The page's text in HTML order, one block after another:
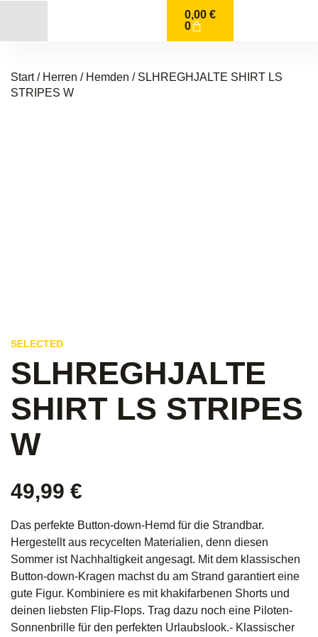
0,00 €
0
Start/ Herren / Hemden / SLHREGHJALTE SHIRT LS
STRIPES W
SELECTED
SLHREGHJALTE
SHIRT LS STRIPES
W
49,99 €
Das perfekte Button-down-Hemd für die Strandbar.
Hergestellt aus recycelten Materialien, denn diesen
Sommer ist Nachhaltigkeit angesagt. Mit dem klassischen
Button-down-Kragen machst du am Strand garantiert eine
gute Figur. Kombiniere es mit khakifarbenen Shorts und
deinen liebsten Flip-Flops. Trag dazu noch eine Piloten-
Sonnenbrille für den perfekten Urlaubslook.- Klassischer